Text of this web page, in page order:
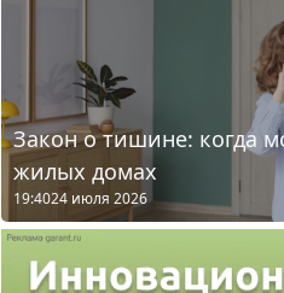
Закон о тишине: когда
жилых домах
19:4024 июля 2026